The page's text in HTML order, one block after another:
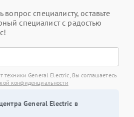
вопрос специалисту, оставьте
специалист с радостью
техники General Electric, Вы соглашаетесь
конфиденциальности
General Electric в